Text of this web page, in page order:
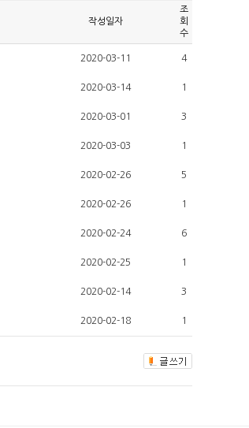
작성일자
조
회
수
2020-03-11 4
2020-03-14 1
2020-03-01 3
2020-03-03 1
2020-02-26 5
2020-02-26 1
2020-02-24 6
2020-02-25 1
2020-02-14 3
2020-02-18 1